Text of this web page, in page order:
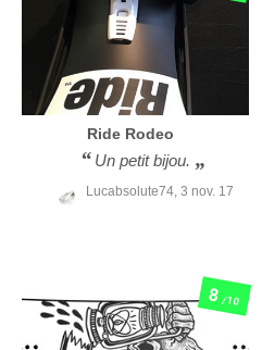
Ride Rodeo
Un petit bijou.
Lucabsolute74,3 nov. 17
8/10